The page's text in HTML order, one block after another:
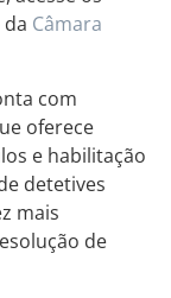
da Câmara
com
oferece
e habilitação
detetives
mais
de